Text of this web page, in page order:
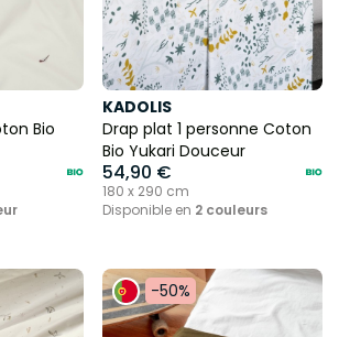
Bio
KADOLIS
Drap plat 1 personne Coton
Bio Yukari Douceur
54,90 €
180 x 290 cm
Disponible en 2 couleurs
-50%